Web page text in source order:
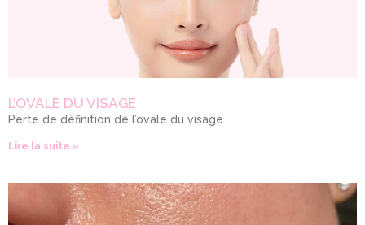
L’OVALE DU VISAGE
Perte de définition de l’ovale du visage
Lire la suite »